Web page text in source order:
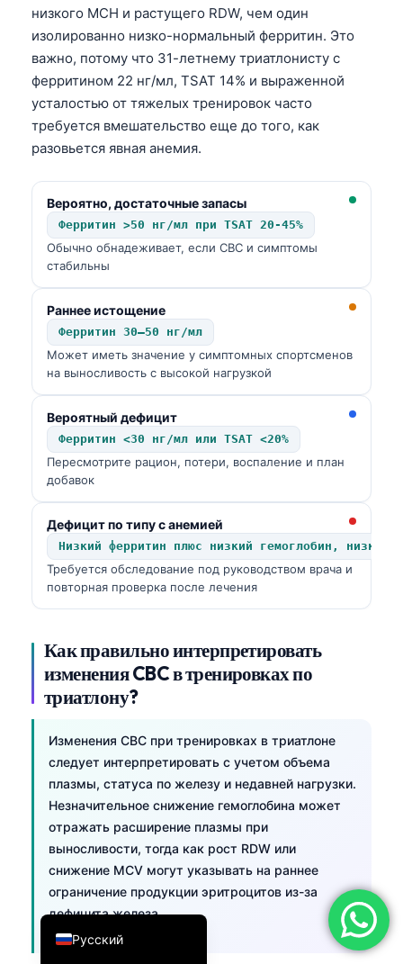
низкого MCH и растущего RDW, чем один
изолированно низко-нормальный ферритин. Это
важно, потому что 31-летнему триатлонисту с
ферритином 22 нг/мл, TSAT 14% и выраженной
усталостью от тяжелых тренировок часто
требуется вмешательство еще до того, как
разовьется явная анемия.
Вероятно, достаточные запасы
Ферритин >50 нг/мл при TSAT 20-45%
Обычно обнадеживает, если CBC и симптомы
стабильны
Раннее истощение
Ферритин 30–50 нг/мл
Может иметь значение у симптомных спортсменов
на выносливость с высокой нагрузкой
Вероятный дефицит
Ферритин <30 нг/мл или TSAT <20%
Пересмотрите рацион, потери, воспаление и план
добавок
Дефицит по типу с анемией
Низкий ферритин плюс низкий гемоглобин, низкий
Требуется обследование под руководством врача и
повторная проверка после лечения
Как правильно интерпретировать
изменения CBC в тренировках по
триатлону?
Изменения CBC при тренировках в триатлоне
следует интерпретировать с учетом объема
плазмы, статуса по железу и недавней нагрузки.
Незначительное снижение гемоглобина может
отражать расширение плазмы при
выносливости, тогда как рост RDW или
снижение MCV могут указывать на раннее
ограничение продукции эритроцитов из-за
дефицита железа.
Русский
English
Deutsch
العربية
עִבְרִית
Italiano
Português
Ελληνικά
Română
简体中文
فارسی
Български
Nederlands
हिन्दी
Հայերեն
Íslenska
Српски језик
Svenska
Bosanski
Azərbaycan dili
ქართული
Lietuvių kalba
Polski
한국어